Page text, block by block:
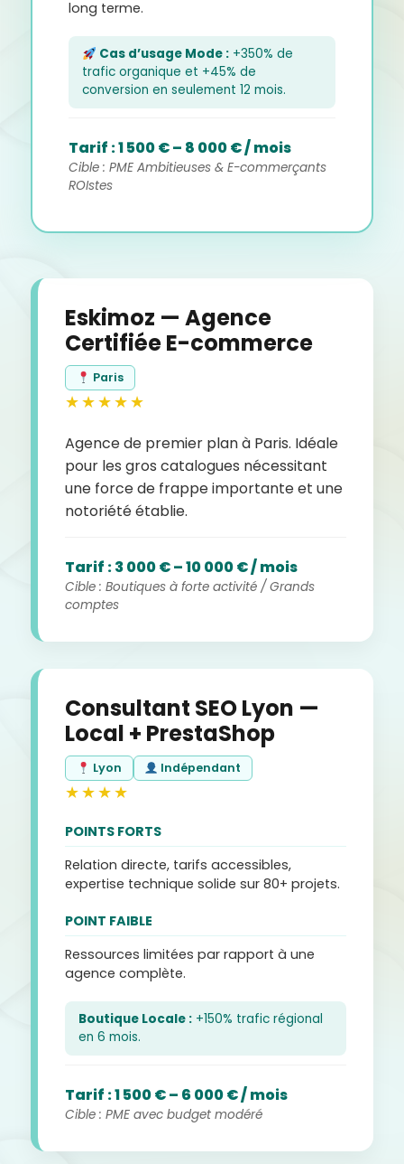
long terme.
Cas d’usage Mode : +350% de
trafic organique et +45% de
conversion en seulement 12 mois.
Tarif : 1 500 € – 8 000 € / mois
Cible : PME Ambitieuses & E-commerçants
ROIstes
Eskimoz — Agence
Certifiée E-commerce
Paris
★★★★★
Agence de premier plan à Paris. Idéale
pour les gros catalogues nécessitant
une force de frappe importante et une
notoriété établie.
Tarif : 3 000 € – 10 000 € / mois
Cible : Boutiques à forte activité / Grands
comptes
Consultant SEO Lyon —
Local + PrestaShop
Lyon Indépendant
★★★★
POINTS FORTS
Relation directe, tarifs accessibles,
expertise technique solide sur 80+ projets.
POINT FAIBLE
Ressources limitées par rapport à une
agence complète.
Boutique Locale : +150% trafic régional
en 6 mois.
Tarif : 1 500 € – 6 000 € / mois
Cible : PME avec budget modéré